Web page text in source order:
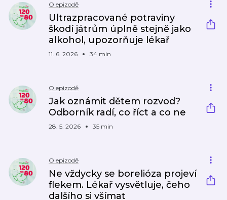
O epizodě
Ultrazpracované potraviny
škodí játrům úplně stejně jako
alkohol, upozorňuje lékař
11. 6. 2026 34 min
O epizodě
Jak oznámit dětem rozvod?
Odborník radí, co říct a co ne
28. 5. 2026 35 min
O epizodě
Ne vždycky se borelióza projeví
flekem. Lékař vysvětluje, čeho
dalšího si všímat